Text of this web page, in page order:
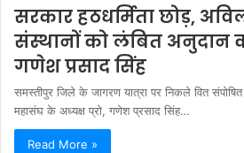
सरकार हठधर्मिता छोड़,
संस्थानों को लंबित अनुदान
गणेश प्रसाद सिंह
समस्तीपुर जिले के जागरण यात्रा पर निकले वित संपोषित
महासंघ के अध्यक्ष प्रो, गणेश प्रसाद सिंह…
Read More »